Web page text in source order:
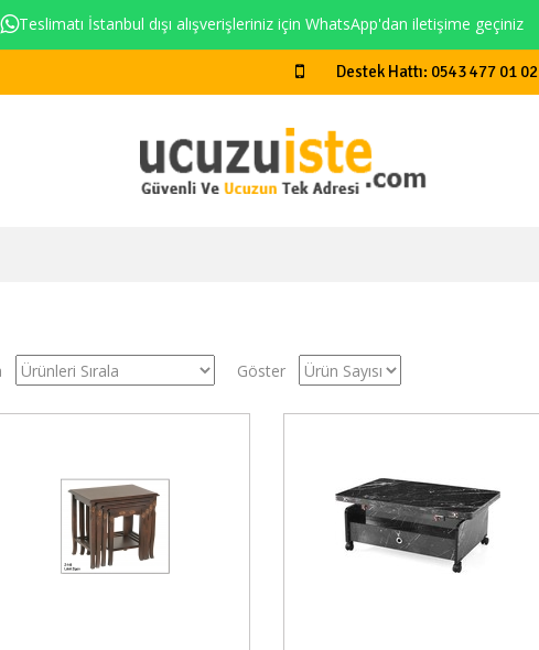
Teslimatı İstanbul dışı alışverişleriniz için WhatsApp'dan iletişime geçiniz
Destek Hattı: 0543 477 01 02
Göster